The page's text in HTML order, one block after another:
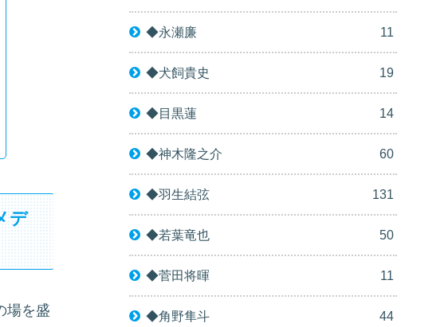
デ
場を盛
◆永瀬廉 11
◆犬飼貴史 19
◆目黒蓮 14
◆神木隆之介 60
◆羽生結弦 131
◆若葉竜也 50
◆菅田将暉 11
◆角野隼斗 44